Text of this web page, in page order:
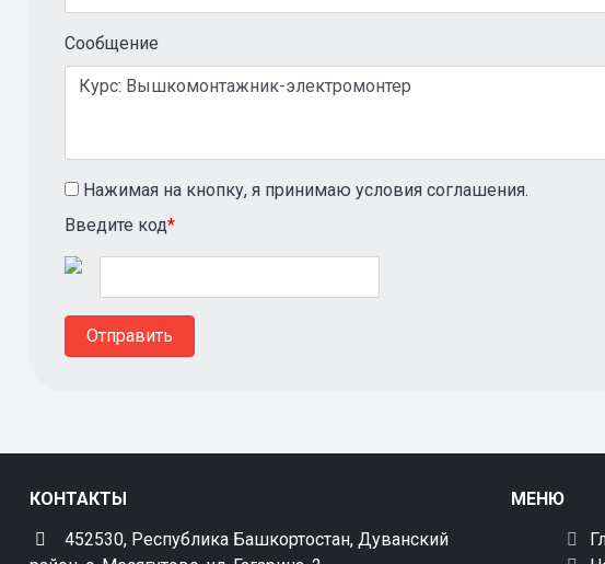
Сообщение
Нажимая на кнопку, я принимаю условия соглашения.
Введите код*
КОНТАКТЫ
452530, Республика Башкортостан, Дуванский
МЕНЮ